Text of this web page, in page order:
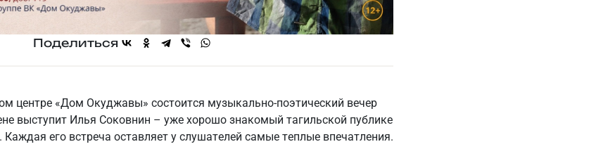
Поделиться
центре «Дом Окуджавы» состоится музыкально-поэтический вечер
выступит Илья Соковнин – уже хорошо знакомый тагильской публике
его встреча оставляет у слушателей самые теплые впечатления.